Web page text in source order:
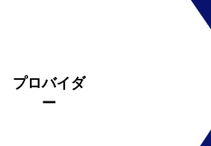
プロバイダ
ー